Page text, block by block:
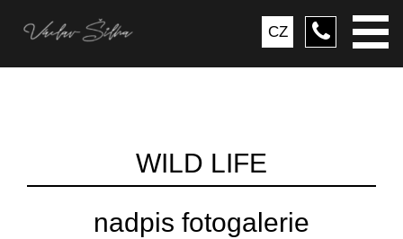
CZ
WILD LIFE
nadpis fotogalerie